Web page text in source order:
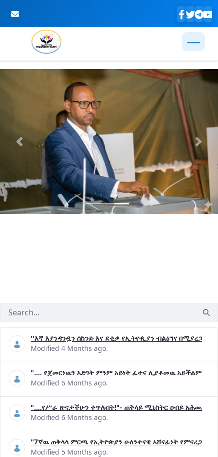
Skip to Main Content
Previous Next
''እኛ እያንዳንዷን ሰከንድ እና ደቂቃ የኢትዮጲያን ብልፅግና
Modified 4 Months ago.
".... የጀመርነዉን እድገት ምንም አይነት ፈተና ሊያቆመዉ አይችልም"-
Modified 6 Months ago.
"....የሥራ ጽናታችሁን ቀጥሉበት!"- ጠቅላይ ሚኒስትር ዐብይ አሕመድ (ዶ/
Modified 6 Months ago.
"7ኛዉ ጠቅላላ ምርጫ የኢትዮጵያን ሁለንተናዊ አሸናፊነት
Modified 5 Months ago.